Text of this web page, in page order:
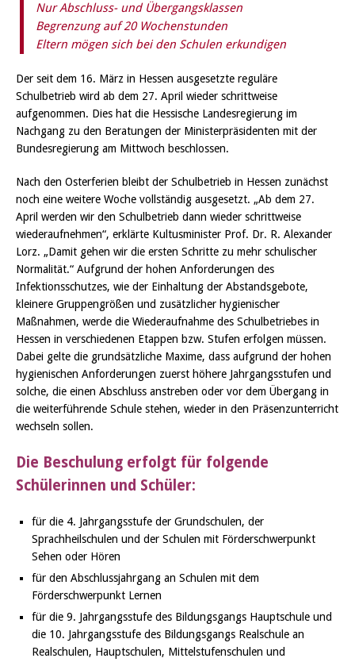
Nur Abschluss- und Übergangsklassen
Begrenzung auf 20 Wochenstunden
Eltern mögen sich bei den Schulen erkundigen
Der seit dem 16. März in Hessen ausgesetzte reguläre
Schulbetrieb wird ab dem 27. April wieder schrittweise
aufgenommen. Dies hat die Hessische Landesregierung im
Nachgang zu den Beratungen der Ministerpräsidenten mit der
Bundesregierung am Mittwoch beschlossen.
Nach den Osterferien bleibt der Schulbetrieb in Hessen zunächst
noch eine weitere Woche vollständig ausgesetzt. „Ab dem 27.
April werden wir den Schulbetrieb dann wieder schrittweise
wiederaufnehmen“, erklärte Kultusminister Prof. Dr. R. Alexander
Lorz. „Damit gehen wir die ersten Schritte zu mehr schulischer
Normalität.“ Aufgrund der hohen Anforderungen des
Infektionsschutzes, wie der Einhaltung der Abstandsgebote,
kleinere Gruppengrößen und zusätzlicher hygienischer
Maßnahmen, werde die Wiederaufnahme des Schulbetriebes in
Hessen in verschiedenen Etappen bzw. Stufen erfolgen müssen.
Dabei gelte die grundsätzliche Maxime, dass aufgrund der hohen
hygienischen Anforderungen zuerst höhere Jahrgangsstufen und
solche, die einen Abschluss anstreben oder vor dem Übergang in
die weiterführende Schule stehen, wieder in den Präsenzunterricht
wechseln sollen.
Die Beschulung erfolgt für folgende
Schülerinnen und Schüler:
für die 4. Jahrgangsstufe der Grundschulen, der
Sprachheilschulen und der Schulen mit Förderschwerpunkt
Sehen oder Hören
für den Abschlussjahrgang an Schulen mit dem
Förderschwerpunkt Lernen
für die 9. Jahrgangsstufe des Bildungsgangs Hauptschule und
die 10. Jahrgangsstufe des Bildungsgangs Realschule an
Realschulen, Hauptschulen, Mittelstufenschulen und